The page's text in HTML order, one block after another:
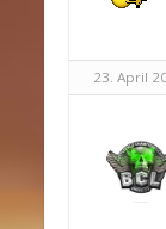
23. April